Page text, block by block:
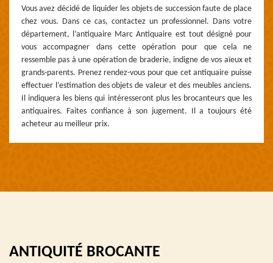
Vous avez décidé de liquider les objets de succession faute de place
chez vous. Dans ce cas, contactez un professionnel. Dans votre
département, l’antiquaire Marc Antiquaire est tout désigné pour
vous accompagner dans cette opération pour que cela ne
ressemble pas à une opération de braderie, indigne de vos aïeux et
grands-parents. Prenez rendez-vous pour que cet antiquaire puisse
effectuer l’estimation des objets de valeur et des meubles anciens.
Il indiquera les biens qui intéresseront plus les brocanteurs que les
antiquaires. Faites confiance à son jugement. Il a toujours été
acheteur au meilleur prix.
ANTIQUITÉ BROCANTE